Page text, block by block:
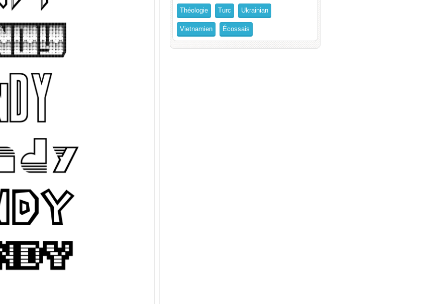
Théologie Turc Ukrainian
Vietnamien Écossais